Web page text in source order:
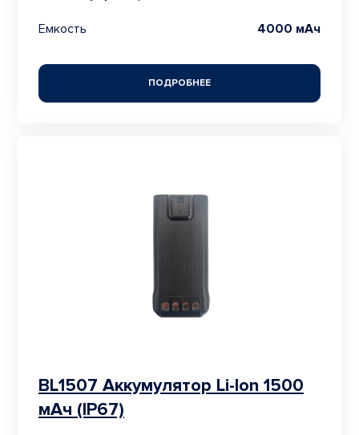
Емкость 4000 мАч
ПОДРОБНЕЕ
BL1507 Аккумулятор Li-Ion 1500
мАч (IP67)